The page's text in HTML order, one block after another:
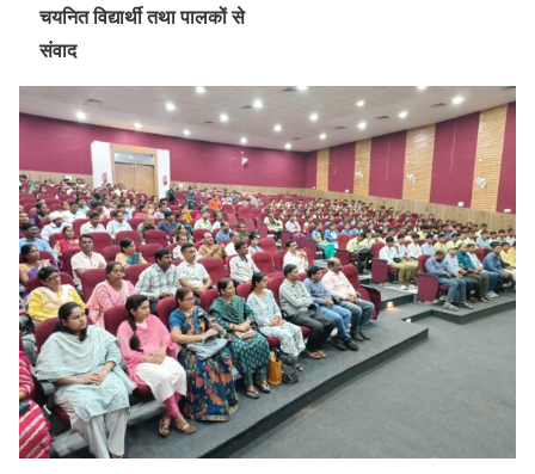
चयनित विद्यार्थी तथा पालकों से
संवाद